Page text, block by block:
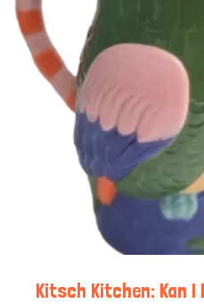
Kitsch Kitchen: Kan